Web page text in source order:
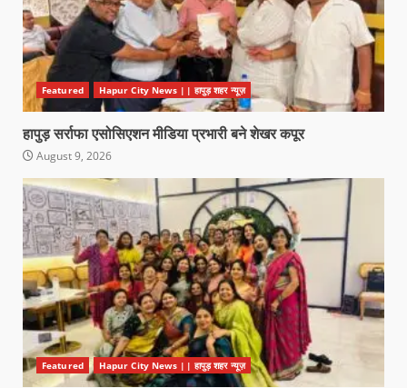
Featured Hapur City News || हापुड़ शहर न्यूज़
हापुड़ सर्राफा एसोसिएशन मीडिया प्रभारी बने शेखर कपूर
August 9, 2026
Featured Hapur City News || हापुड़ शहर न्यूज़